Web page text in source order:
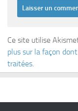
Ce site utilise
plus sur la façon
traitées.